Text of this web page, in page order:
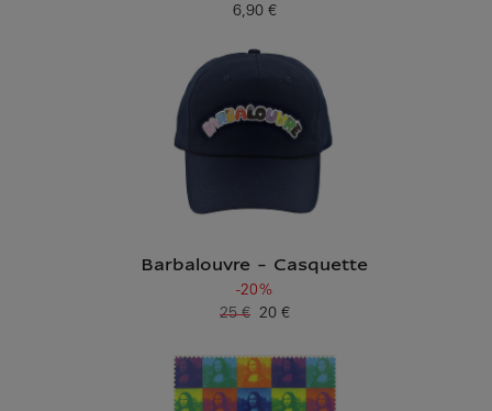
Prix ​​actuel
6,90 €
Barbalouvre - Casquette
-20%
Prix ​​actuel
20 €
Ancien prix
25 €